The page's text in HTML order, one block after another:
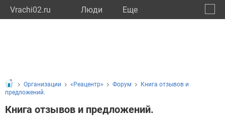
Vrachi02.ru Люди Eще
Организации «Реацентр» Форум
Книга отзывов и
предложений.
Книга отзывов и предложений.